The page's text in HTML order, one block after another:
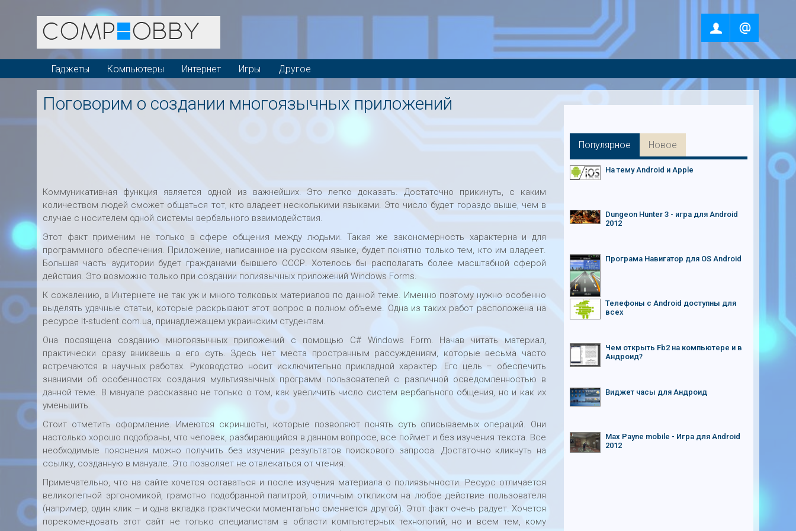
Гаджеты Компьютеры Интернет Игры Другое
Поговорим о создании многоязычных приложений
Коммуникативная функция является одной из важнейших. Это легко доказать. Достаточно прикинуть, с каким
количеством людей сможет общаться тот, кто владеет несколькими языками. Это число будет гораздо выше, чем в
случае с носителем одной системы вербального взаимодействия.
Этот факт применим не только в сфере общения между людьми. Такая же закономерность характерна и для
программного обеспечения. Приложение, написанное на русском языке, будет понятно только тем, кто им владеет.
Большая часть аудитории будет гражданами бывшего СССР. Хотелось бы располагать более масштабной сферой
действия. Это возможно только при создании полиязычных приложений Windows Forms.
К сожалению, в Интернете не так уж и много толковых материалов по данной теме. Именно поэтому нужно особенно
выделять удачные статьи, которые раскрывают этот вопрос в полном объеме. Одна из таких работ расположена на
ресурсе It-student.com.ua, принадлежащем украинским студентам.
Она посвящена созданию многоязычных приложений с помощью С# Windows Form. Начав читать материал,
практически сразу вникаешь в его суть. Здесь нет места пространным рассуждениям, которые весьма часто
встречаются в научных работах. Руководство носит исключительно прикладной характер. Его цель – обеспечить
знаниями об особенностях создания мультиязычных программ пользователей с различной осведомленностью в
данной теме. В мануале рассказано не только о том, как увеличить число систем вербального общения, но и как их
уменьшить.
Стоит отметить оформление. Имеются скриншоты, которые позволяют понять суть описываемых операций. Они
настолько хорошо подобраны, что человек, разбирающийся в данном вопросе, все поймет и без изучения текста. Все
необходимые пояснения можно получить без изучения результатов поискового запроса. Достаточно кликнуть на
ссылку, созданную в мануале. Это позволяет не отвлекаться от чтения.
Примечательно, что на сайте хочется оставаться и после изучения материала о полиязычности. Ресурс отличается
великолепной эргономикой, грамотно подобранной палитрой, отличным откликом на любое действие пользователя
(например, один клик – и одна вкладка практически моментально сменяется другой). Этот факт очень радует. Хочется
порекомендовать этот сайт не только специалистам в области компьютерных технологий, но и всем тем, кому
Популярное Новое
На тему Android и Apple
Dungeon Hunter 3 - игра для Android
2012
Програма Навигатор для OS Android
Телефоны с Android доступны для
всех
Чем открыть Fb2 на компьютере и в
Андроид?
Виджет часы для Андроид
Max Payne mobile - Игра для Android
2012